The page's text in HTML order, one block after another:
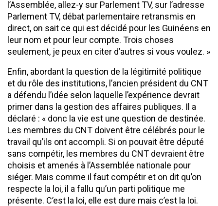
l’Assemblée, allez-y sur Parlement TV, sur l’adresse
Parlement TV, débat parlementaire retransmis en
direct, on sait ce qui est décidé pour les Guinéens en
leur nom et pour leur compte. Trois choses
seulement, je peux en citer d’autres si vous voulez. »
Enfin, abordant la question de la légitimité politique
et du rôle des institutions, l’ancien président du CNT
a défendu l’idée selon laquelle l’expérience devrait
primer dans la gestion des affaires publiques. Il a
déclaré : « donc la vie est une question de destinée.
Les membres du CNT doivent être célébrés pour le
travail qu’ils ont accompli. Si on pouvait être député
sans compétir, les membres du CNT devraient être
choisis et amenés à l’Assemblée nationale pour
siéger. Mais comme il faut compétir et on dit qu’on
respecte la loi, il a fallu qu’un parti politique me
présente. C’est la loi, elle est dure mais c’est la loi.